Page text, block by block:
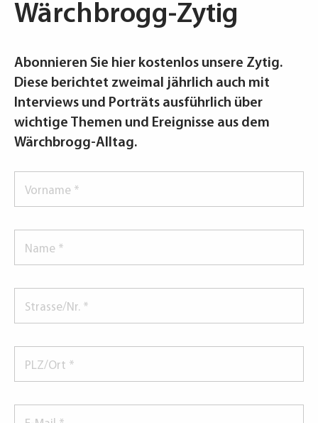
Wärchbrogg-Zytig
Abonnieren Sie hier kostenlos unsere Zytig.
Diese berichtet zweimal jährlich auch mit
Interviews und Porträts ausführlich über
wichtige Themen und Ereignisse aus dem
Wärchbrogg-Alltag.